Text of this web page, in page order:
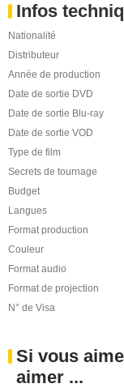
Infos
Nationalité
Distributeur
Année de production
Date de sortie DVD
Date de sortie Blu-ray
Date de sortie VOD
Type de film
Secrets de tournage
Budget
Langues
Format production
Couleur
Format audio
Format de projection
N° de Visa
Si vous
aimer ...